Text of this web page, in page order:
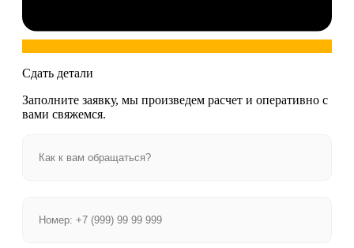
Сдать детали
Заполните заявку, мы произведем расчет и оперативно с
вами свяжемся.